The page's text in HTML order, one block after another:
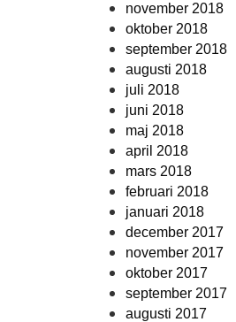
november 2018
oktober 2018
september 2018
augusti 2018
juli 2018
juni 2018
maj 2018
april 2018
mars 2018
februari 2018
januari 2018
december 2017
november 2017
oktober 2017
september 2017
augusti 2017